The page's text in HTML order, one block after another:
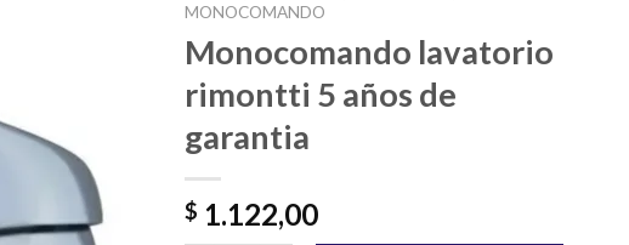
deseos
MONOCOMANDO
Monocomando lavatorio
rimontti 5 años de
garantia
$ 1.122,00